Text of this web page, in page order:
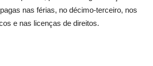
nas férias, no décimo-terceiro, nos
e nas licenças de direitos.